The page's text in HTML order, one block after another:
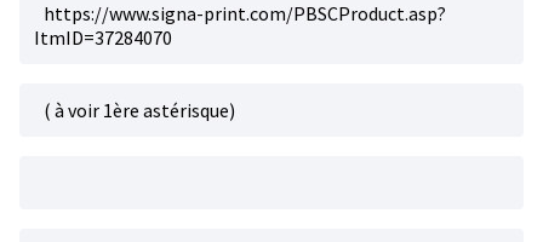
https://www.signa-print.com/PBSCProduct.asp?
ItmID=37284070
( à voir 1ère astérisque)